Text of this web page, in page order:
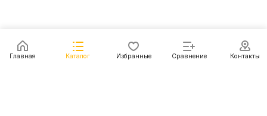
Главная Каталог Избранные Сравнение Контакты